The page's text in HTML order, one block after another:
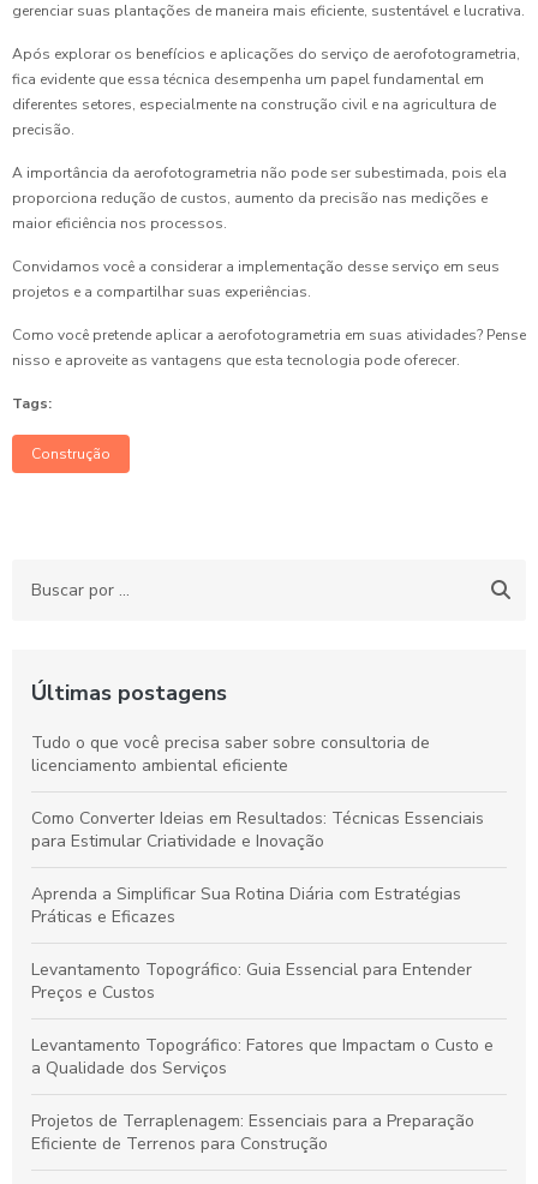
gerenciar suas plantações de maneira mais eficiente, sustentável e lucrativa.
Após explorar os benefícios e aplicações do serviço de aerofotogrametria,
fica evidente que essa técnica desempenha um papel fundamental em
diferentes setores, especialmente na construção civil e na agricultura de
precisão.
A importância da aerofotogrametria não pode ser subestimada, pois ela
proporciona redução de custos, aumento da precisão nas medições e
maior eficiência nos processos.
Convidamos você a considerar a implementação desse serviço em seus
projetos e a compartilhar suas experiências.
Como você pretende aplicar a aerofotogrametria em suas atividades? Pense
nisso e aproveite as vantagens que esta tecnologia pode oferecer.
Tags:
Construção
Últimas postagens
Tudo o que você precisa saber sobre consultoria de
licenciamento ambiental eficiente
Como Converter Ideias em Resultados: Técnicas Essenciais
para Estimular Criatividade e Inovação
Aprenda a Simplificar Sua Rotina Diária com Estratégias
Práticas e Eficazes
Levantamento Topográfico: Guia Essencial para Entender
Preços e Custos
Levantamento Topográfico: Fatores que Impactam o Custo e
a Qualidade dos Serviços
Projetos de Terraplenagem: Essenciais para a Preparação
Eficiente de Terrenos para Construção